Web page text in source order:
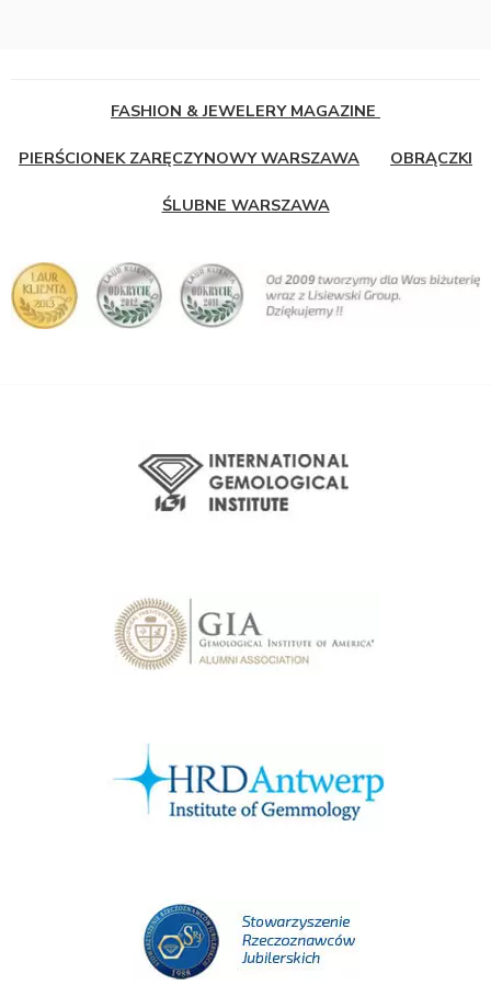
FASHION & JEWELERY MAGAZINE
PIERŚCIONEK ZARĘCZYNOWY WARSZAWA OBRĄCZKI
ŚLUBNE WARSZAWA